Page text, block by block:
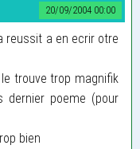
20/09/2004 00:00
reussit a en ecrir otre
trouve trop magnifik
dernier poeme (pour
bien